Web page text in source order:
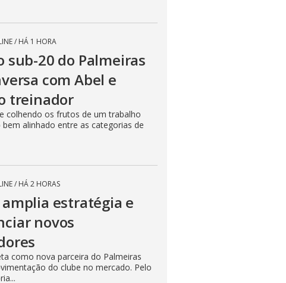
/ HÁ 1 HORA
sub-20 do Palmeiras
com Abel e
treinador
colhendo os frutos de um trabalho
alinhado entre as categorias de
/ HÁ 2 HORAS
estratégia e
novos
como nova parceira do Palmeiras
do clube no mercado. Pelo